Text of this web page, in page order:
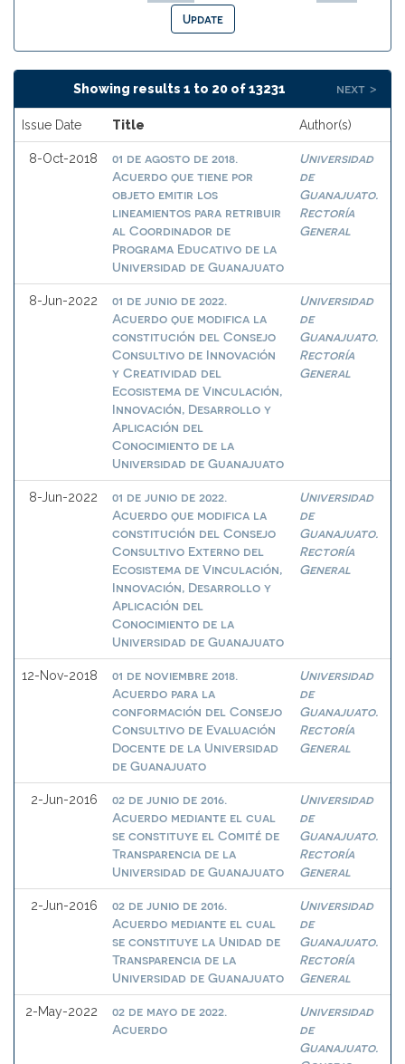
Showing results 1 to 20 of 13231 next >
Issue Date Title Author(s)
8-Oct-2018
01 de agosto de 2018.
Acuerdo que tiene por
objeto emitir los
lineamientos para retribuir
al Coordinador de
Programa Educativo de la
Universidad de Guanajuato
Universidad
de
Guanajuato.
Rectoría
General
8-Jun-2022
01 de junio de 2022.
Acuerdo que modifica la
constitución del Consejo
Consultivo de Innovación
y Creatividad del
Ecosistema de Vinculación,
Innovación, Desarrollo y
Aplicación del
Conocimiento de la
Universidad de Guanajuato
Universidad
de
Guanajuato.
Rectoría
General
8-Jun-2022
01 de junio de 2022.
Acuerdo que modifica la
constitución del Consejo
Consultivo Externo del
Ecosistema de Vinculación,
Innovación, Desarrollo y
Aplicación del
Conocimiento de la
Universidad de Guanajuato
Universidad
de
Guanajuato.
Rectoría
General
12-Nov-2018
01 de noviembre 2018.
Acuerdo para la
conformación del Consejo
Consultivo de Evaluación
Docente de la Universidad
de Guanajuato
Universidad
de
Guanajuato.
Rectoría
General
2-Jun-2016
02 de junio de 2016.
Acuerdo mediante el cual
se constituye el Comité de
Transparencia de la
Universidad de Guanajuato
Universidad
de
Guanajuato.
Rectoría
General
2-Jun-2016
02 de junio de 2016.
Acuerdo mediante el cual
se constituye la Unidad de
Transparencia de la
Universidad de Guanajuato
Universidad
de
Guanajuato.
Rectoría
General
2-May-2022
02 de mayo de 2022.
Acuerdo
Universidad
de
Guanajuato.